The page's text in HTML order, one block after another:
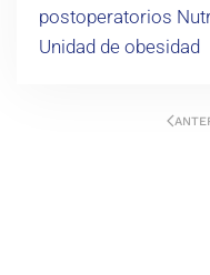
postoperatorios
Unidad de obesidad